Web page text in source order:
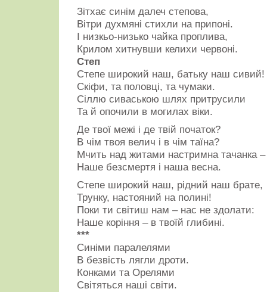
Зітхає синім далеч степова,
Вітри духмяні стихли на припоні.
І низкьо-низько чайка проплива,
Крилом хитнувши келихи червоні.
Степ
Степе широкий наш, батьку наш сивий!
Скіфи, та половці, та чумаки.
Сіллю сиваською шлях притрусили
Та й опочили в могилах віки.
Де твої межі і де твій початок?
В чім твоя велич і в чім таїна?
Мчить над житами настримна тачанка –
Наше безсмертя і наша весна.
Степе широкий наш, рідний наш брате,
Трунку, настояний на полині!
Поки ти світиш нам – нас не здолати:
Наше коріння – в твоїй глибині.
***
Синіми паралелями
В безвість лягли дроти.
Конками та Орелями
Світяться наші світи.